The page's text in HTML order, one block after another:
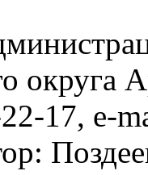
округа
17, e-